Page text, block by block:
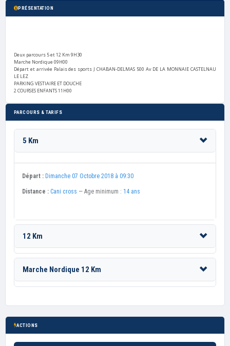
PRÉSENTATION
Deux parcours 5 et 12 Km 9H30
Marche Nordique 09H00
Départ et arrivée Palais des sports J CHABAN-DELMAS 500 Av DE LA MONNAIE CASTELNAU
LE LEZ
PARKING VESTIAIRE ET DOUCHE
2 COURSES ENFANTS 11H00
PARCOURS & TARIFS
5 Km
Départ : Dimanche 07 Octobre 2018 à 09:30
Distance : Cani cross — Age minimum : 14 ans
12 Km
Marche Nordique 12 Km
ACTIONS